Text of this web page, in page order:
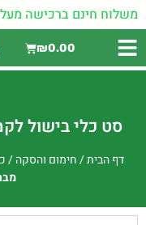
משלוח חינם ברכישה מעל 250 ש"ח
₪0.00
סט כלי בישול
דף הבית/חימום והסקה/